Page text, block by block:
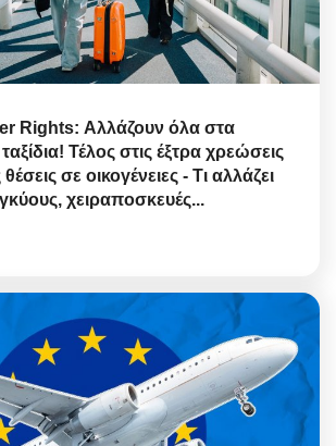
Rights: Αλλάζουν όλα στα
Τέλος στις έξτρα χρεώσεις
σε οικογένειες - Τι αλλάζει
χειραποσκευές...